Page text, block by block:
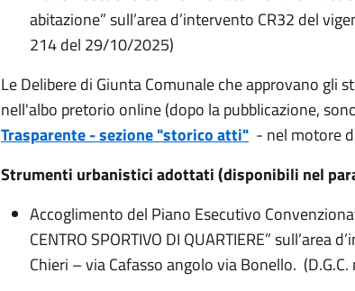
abitazione” sull’area d’intervento CR32 del
214 del 29/10/2025)
Le Delibere di Giunta Comunale che approvano gli
nell'albo pretorio online (dopo la pubblicazione,
Trasparente - sezione "storico atti"- nel motore di
Strumenti urbanistici adottati (disponibili nel
Accoglimento del Piano Esecutivo
CENTRO SPORTIVO DI QUARTIERE” sull’area
Chieri – via Cafasso angolo via Bonello. (D.G.C.